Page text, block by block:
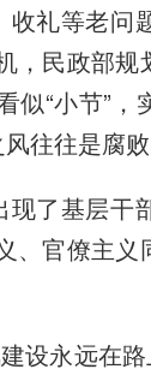
礼等老问
，民政部
“小节”，
往往是腐
了基层干
、官僚主
设永远在